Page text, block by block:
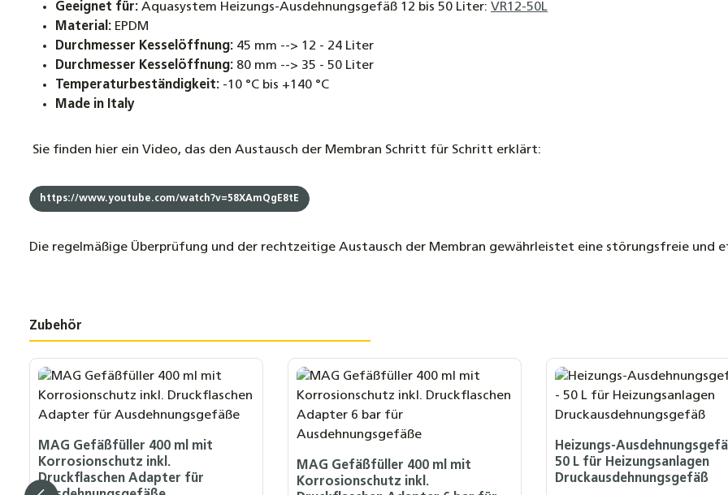
Geeignet für: Aquasystem Heizungs-Ausdehnungsgefäß 12 bis 50 Liter: VR12-50L
Material: EPDM
Durchmesser Kesselöffnung: 45 mm --> 12 - 24 Liter
Durchmesser Kesselöffnung: 80 mm --> 35 - 50 Liter
Temperaturbeständigkeit: -10 °C bis +140 °C
Made in Italy
Sie finden hier ein Video, das den Austausch der Membran Schritt für Schritt erklärt:
https://www.youtube.com/watch?v=58XAmQgE8tE
Die regelmäßige Überprüfung und der rechtzeitige Austausch der Membran gewährleistet eine störungsfreie und
Zubehör
Produktgalerie überspringen
MAG Gefäßfüller 400 ml mit
Korrosionschutz inkl.
Druckflaschen Adapter für
MAG Gefäßfüller 400 ml mit
Korrosionschutz inkl.
Heizungs-
50 L für Heizungsanlagen
Druckausdehnungsgefäß